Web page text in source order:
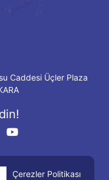
Caddesi Üçler Plaza
Çerezler Politikası